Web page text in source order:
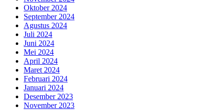
Oktober 2024
September 2024
Agustus 2024
Juli 2024
Juni 2024
Mei 2024
April 2024
Maret 2024
Februari 2024
Januari 2024
Desember 2023
November 2023